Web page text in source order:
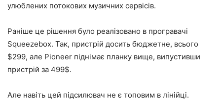
улюблених потокових музичних сервісів.
Раніше це рішення було реалізовано в програвачі
Squeezebox. Так, пристрій досить бюджетне, всього
$299, але Pioneer піднімає планку вище, випустивши
пристрій за 499$.
Але навіть цей підсилювач не є топовим в лінійці.